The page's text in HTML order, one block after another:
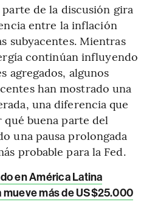
parte de la discusión gira
entre la inflación
subyacentes. Mientras
continúan influyendo
agregados, algunos
han mostrado una
una diferencia que
buena parte del
una pausa prolongada
probable para la Fed.
en América Latina
mueve más de US$25.000